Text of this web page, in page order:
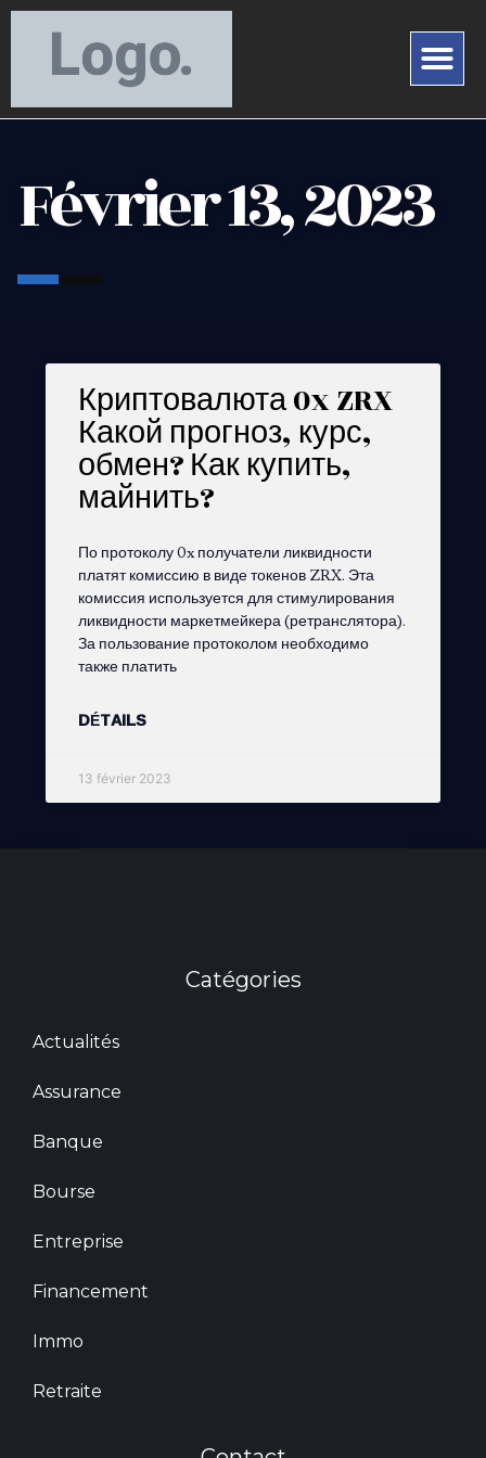
Février 13, 2023
Криптовалюта 0x ZRX
Какой прогноз, курс,
обмен? Как купить,
майнить?
По протоколу 0x получатели ликвидности
платят комиссию в виде токенов ZRX. Эта
комиссия используется для стимулирования
ликвидности маркетмейкера (ретранслятора).
За пользование протоколом необходимо
также платить
DÉTAILS
13 février 2023
Catégories
Actualités
Assurance
Banque
Bourse
Entreprise
Financement
Immo
Retraite